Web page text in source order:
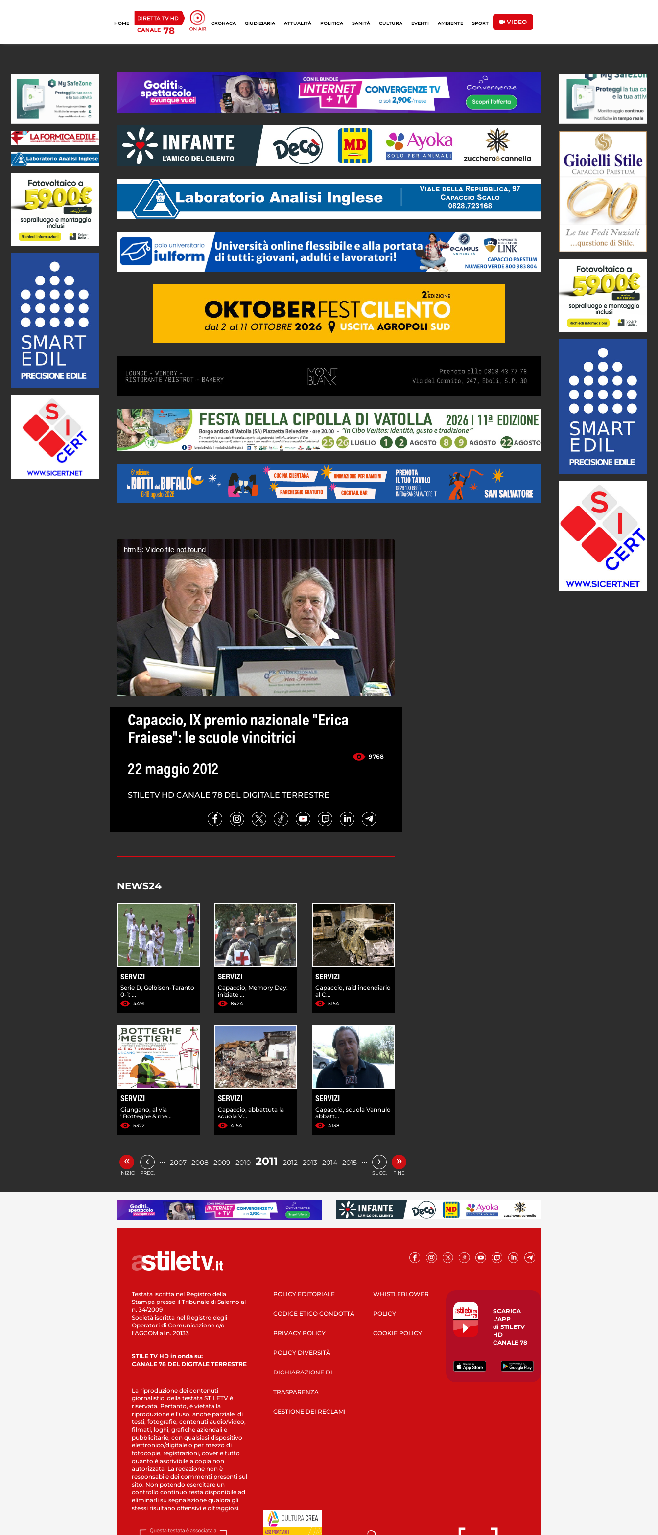
HOME CRONACA GIUDIZIARIA ATTUALITÀ POLITICA SANITÀ CULTURA EVENTI AMBIENTE SPORT VIDEO
html5: Video file not found
Capaccio, IX premio nazionale "Erica
Fraiese": le scuole vincitrici
9768
22 maggio 2012
STILETV HD CANALE 78 DEL DIGITALE TERRESTRE
NEWS24
SERVIZI
Serie D, Gelbison-Taranto
0-1: ...
4491
SERVIZI
Capaccio, Memory Day:
iniziate ...
8424
SERVIZI
Capaccio, raid incendiario
al C...
5154
SERVIZI
Giungano, al via
"Botteghe & me...
5322
SERVIZI
Capaccio, abbattuta la
scuola V...
4154
SERVIZI
Capaccio, scuola Vannulo
abbatt...
4138
«
INIZIO
‹
PREC.
… 2007 2008 2009 2010 2011 2012 2013 2014 2015 … ›
SUCC.
»
FINE
Testata iscritta nel Registro della
Stampa presso il Tribunale di Salerno al
n. 34/2009
Società iscritta nel Registro degli
Operatori di Comunicazione c/o
l’AGCOM al n. 20133
STILE TV HD in onda su:
CANALE 78 DEL DIGITALE TERRESTRE
La riproduzione dei contenuti
giornalistici della testata STILETV è
riservata. Pertanto, è vietata la
riproduzione e l’uso, anche parziale, di
testi, fotografie, contenuti audio/video,
filmati, loghi, grafiche aziendali e
pubblicitarie, con qualsiasi dispositivo
elettronico/digitale o per mezzo di
fotocopie, registrazioni, cover e tutto
quanto è ascrivibile a copia non
autorizzata. La redazione non è
responsabile dei commenti presenti sul
sito. Non potendo esercitare un
controllo continuo resta disponibile ad
eliminarli su segnalazione qualora gli
stessi risultano offensivi e oltraggiosi.
POLICY EDITORIALE
CODICE ETICO CONDOTTA
PRIVACY POLICY
POLICY DIVERSITÀ
DICHIARAZIONE DI
TRASPARENZA
GESTIONE DEI RECLAMI
WHISTLEBLOWER
POLICY
COOKIE POLICY
SCARICA
L’APP
di STILETV
HD
CANALE 78